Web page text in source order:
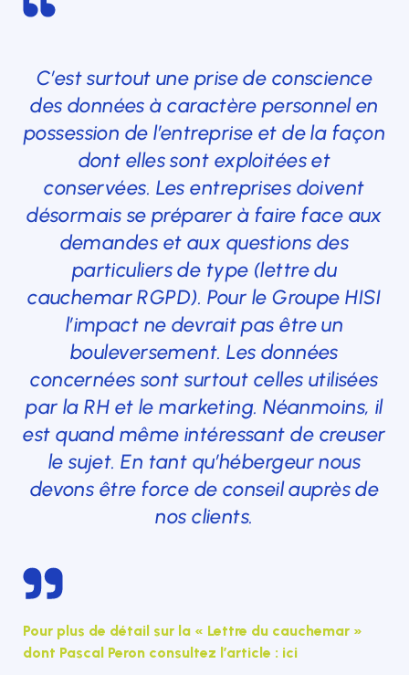
C’est surtout une prise de conscience
des données à caractère personnel en
possession de l’entreprise et de la façon
dont elles sont exploitées et
conservées. Les entreprises doivent
désormais se préparer à faire face aux
demandes et aux questions des
particuliers de type (lettre du
cauchemar RGPD). Pour le Groupe HISI
l’impact ne devrait pas être un
bouleversement. Les données
concernées sont surtout celles utilisées
par la RH et le marketing. Néanmoins, il
est quand même intéressant de creuser
le sujet. En tant qu’hébergeur nous
devons être force de conseil auprès de
nos clients.
Pour plus de détail sur la « Lettre du cauchemar »
dont Pascal Peron consultez l’article : ici